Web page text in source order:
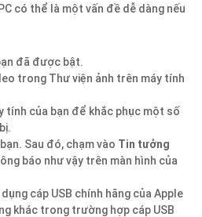
có thể là một vấn đề dễ dàng nếu
đã được bật.
trong Thư viện ảnh trên máy tính
tính của bạn để khắc phục một số
Sau đó, chạm vào Tin tưởng
báo như vậy trên màn hình của
cáp USB chính hãng của Apple
khác trong trường hợp cáp USB